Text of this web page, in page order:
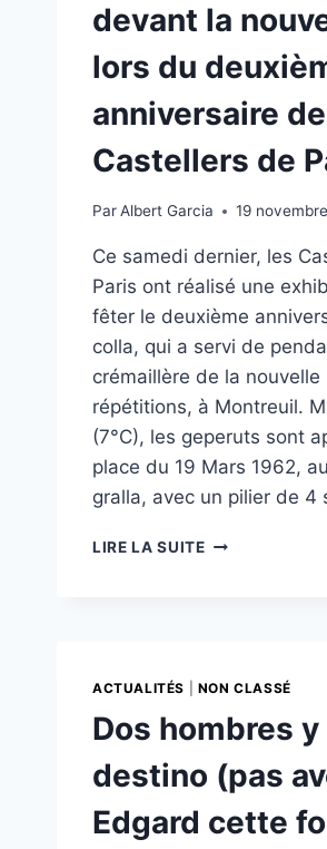
devant la
lors du
anniversaire
Castellers de
ParAlbert Garcia 19
Ce samedi dernier, les
Paris ont réalisé une
fêter le deuxième
colla, qui a servi de
crémaillère de la nouvelle
répétitions, à Montreuil.
(7°C), les geperuts sont
place du 19 Mars 1962,
gralla, avec un pilier de 4
LIRE LA SUITEPREMIÈRE
LORS
DEUXIÈME
ANNIVERSAIRE
DES
CASTELLERS
DE
ACTUALITÉS NON CLASSÉ
Dos hombres y
destino (pas
Edgard cette